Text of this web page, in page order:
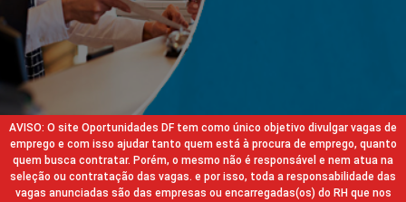
AVISO: O site Oportunidades DF tem como único objetivo divulgar vagas de
emprego e com isso ajudar tanto quem está à procura de emprego, quanto
quem busca contratar. Porém, o mesmo não é responsável e nem atua na
seleção ou contratação das vagas. e por isso, toda a responsabilidade das
vagas anunciadas são das empresas ou encarregadas(os) do RH que nos